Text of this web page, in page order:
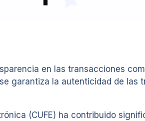
en las transacciones
garantiza la autenticidad de las
(CUFE) ha contribuido